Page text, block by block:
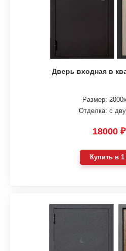
Дверь входная в
Размер:
Отделка: с
18000 ₽
Купить в 1